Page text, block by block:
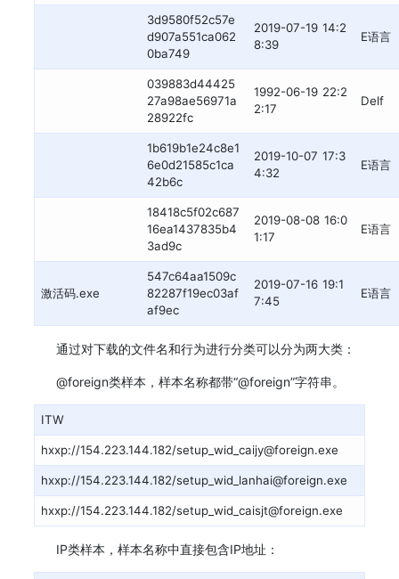
3d9580f52c57e
d907a551ca062
0ba749
2019-07-19 14:2
8:39
E语言
039883d44425
27a98ae56971a
28922fc
1992-06-19 22:2
2:17
Delf
1b619b1e24c8e1
6e0d21585c1ca
42b6c
2019-10-07 17:3
4:32
E语言
18418c5f02c687
16ea1437835b4
3ad9c
2019-08-08 16:0
1:17
E语言
激活码.exe
547c64aa1509c
82287f19ec03af
af9ec
2019-07-16 19:1
7:45
E语言
通过对下载的文件名和行为进行分类可以分为两大类：
@foreign类样本，样本名称都带“@foreign”字符串。
ITW
hxxp://154.223.144.182/setup_wid_caijy@foreign.exe
hxxp://154.223.144.182/setup_wid_lanhai@foreign.exe
hxxp://154.223.144.182/setup_wid_caisjt@foreign.exe
IP类样本，样本名称中直接包含IP地址：